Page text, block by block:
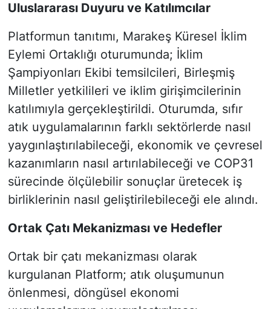
Uluslararası Duyuru ve Katılımcılar
Platformun tanıtımı, Marakeş Küresel İklim
Eylemi Ortaklığı oturumunda; İklim
Şampiyonları Ekibi temsilcileri, Birleşmiş
Milletler yetkilileri ve iklim girişimcilerinin
katılımıyla gerçekleştirildi. Oturumda, sıfır
atık uygulamalarının farklı sektörlerde nasıl
yaygınlaştırılabileceği, ekonomik ve çevresel
kazanımların nasıl artırılabileceği ve COP31
sürecinde ölçülebilir sonuçlar üretecek iş
birliklerinin nasıl geliştirilebileceği ele alındı.
Ortak Çatı Mekanizması ve Hedefler
Ortak bir çatı mekanizması olarak
kurgulanan Platform; atık oluşumunun
önlenmesi, döngüsel ekonomi